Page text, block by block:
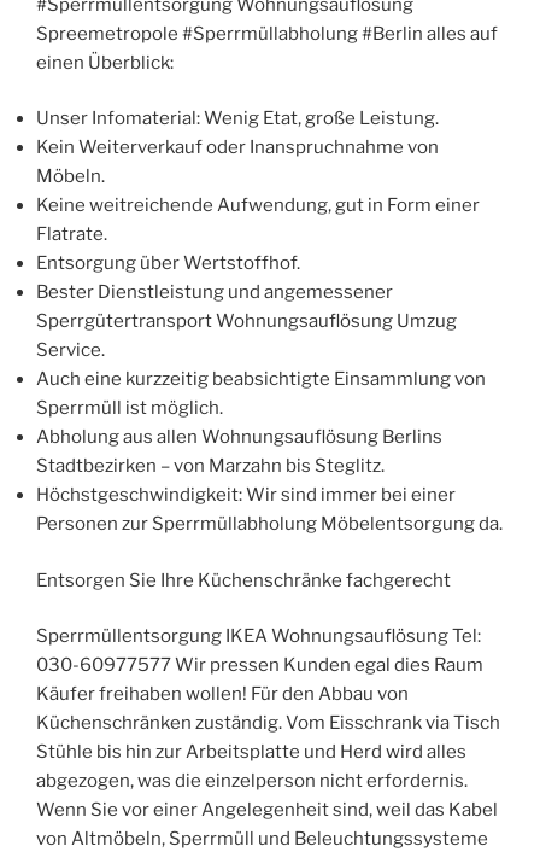
Spreemetropole #Sperrmüllabholung #Berlin alles auf
einen Überblick:
Unser Infomaterial: Wenig Etat, große Leistung.
Kein Weiterverkauf oder Inanspruchnahme von
Möbeln.
Keine weitreichende Aufwendung, gut in Form einer
Flatrate.
Entsorgung über Wertstoffhof.
Bester Dienstleistung und angemessener
Sperrgütertransport Wohnungsauflösung Umzug
Service.
Auch eine kurzzeitig beabsichtigte Einsammlung von
Sperrmüll ist möglich.
Abholung aus allen Wohnungsauflösung Berlins
Stadtbezirken – von Marzahn bis Steglitz.
Höchstgeschwindigkeit: Wir sind immer bei einer
Personen zur Sperrmüllabholung Möbelentsorgung da.
Entsorgen Sie Ihre Küchenschränke fachgerecht
Sperrmüllentsorgung IKEA Wohnungsauflösung Tel:
030-60977577 Wir pressen Kunden egal dies Raum
Käufer freihaben wollen! Für den Abbau von
Küchenschränken zuständig. Vom Eisschrank via Tisch
Stühle bis hin zur Arbeitsplatte und Herd wird alles
abgezogen, was die einzelperson nicht erfordernis.
Wenn Sie vor einer Angelegenheit sind, weil das Kabel
von Altmöbeln, Sperrmüll und Beleuchtungssysteme